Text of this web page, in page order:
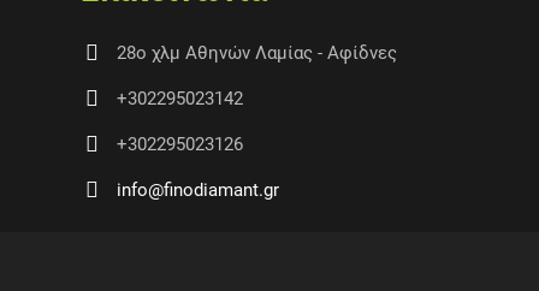
28ο χλμ Αθηνών Λαμίας - Αφίδνες
+302295023142
+302295023126
info@finodiamant.gr